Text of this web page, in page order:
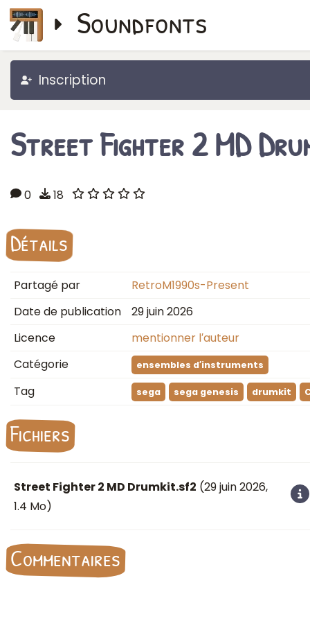
Soundfonts
Inscription
Street Fighter 2 MD
0 18
Détails
Partagé par
RetroM1990s-Present
Date de publication
29 juin 2026
Licence
mentionner l′auteur
Catégorie
ensembles d′instruments
Tag sega sega genesis drumkit
Fichiers
Street Fighter 2 MD Drumkit.sf2 (29 juin 2026,
1.4 Mo)
Commentaires